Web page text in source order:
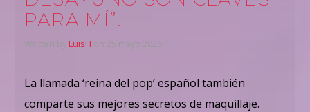
PARA MÍ”.
Written by LuisH on 25 mayo 2026
La llamada ‘reina del pop’ español también
comparte sus mejores secretos de maquillaje.